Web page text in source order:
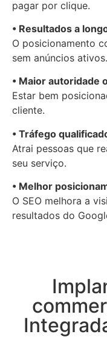
pagar por clique.
• Resultados a
O posicionamento
sem anúncios ativos.
• Maior autoridade
Estar bem
cliente.
• Tráfego
Atrai pessoas que
seu serviço.
• Melhor
O SEO melhora a
resultados do